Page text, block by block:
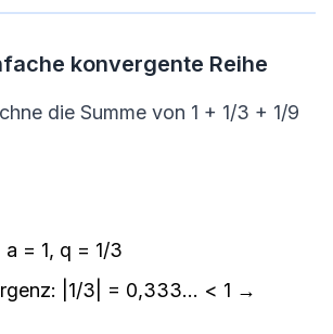
konvergente Reihe
die Summe von 1 + 1/3 + 1/9
= 1, q = 1/3
|1/3| = 0,333... < 1 →